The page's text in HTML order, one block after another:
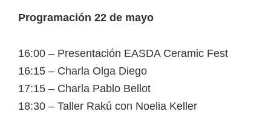
Programación 22 de mayo
16:00 – Presentación EASDA Ceramic Fest
16:15 – Charla Olga Diego
17:15 – Charla Pablo Bellot
18:30 – Taller Rakú con Noelia Keller